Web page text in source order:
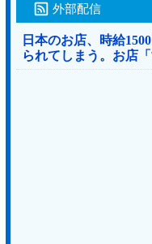
外部配信
日本のお店、時給
られてしまう。お店